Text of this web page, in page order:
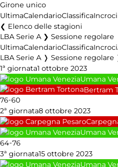
Girone unico
UltimaCalendarioClassificaIncroci
Elenco delle stagioni
LBA Serie A ❯ Sessione regolare
UltimaCalendarioClassificaIncroci
LBA Serie A ❭ Sessione regolare
1ª giornata1 ottobre 2023
Umana
Bertram
76-60
2ª giornata8 ottobre 2023
Umana
64-76
3ª giornata15 ottobre 2023
Umana